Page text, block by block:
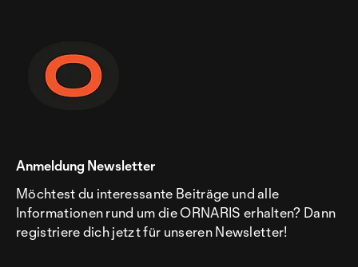
Anmeldung Newsletter
Möchtest du interessante Beiträge und alle
Informationen rund um die ORNARIS erhalten? Dann
registriere dich jetzt für unseren Newsletter!